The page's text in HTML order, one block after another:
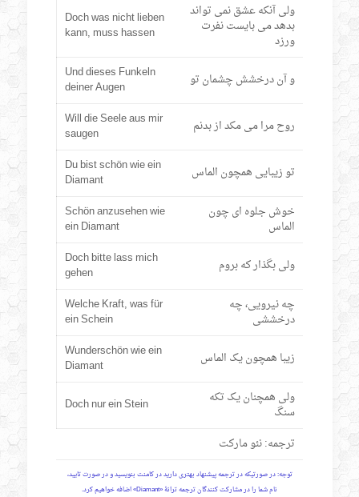
Doch was nicht lieben
kann, muss hassen
ولی آنکه عشق نمی تواند
بدهد می بایست نفرت
ورزد
Und dieses Funkeln
deiner Augen
و آن درخشش چشمان تو
Will die Seele aus mir
saugen
روح مرا می مکد از بدنم
Du bist schön wie ein
Diamant
تو زیبایی همچون الماس
Schön anzusehen wie
ein Diamant
خوش جلوه ای چون
الماس
Doch bitte lass mich
gehen
ولی بگذار که بروم
Welche Kraft, was für
ein Schein
چه نیرویی، چه
درخششی
Wunderschön wie ein
Diamant زیبا همچون یک الماس
Doch nur ein Stein ولی همچنان یک تکه
سنگ
ترجمه: نئو مارکت
توجه: در صورتیکه در ترجمه پیشنهاد بهتری دارید در کامنت بنویسید و در صورت تایید،
نام شما را در مشارکت کنندگان ترجمه ترانۀ «Diamant» اضافه خواهیم کرد.